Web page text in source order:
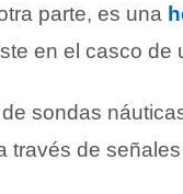
parte, es una
en el casco de
sondas
través de